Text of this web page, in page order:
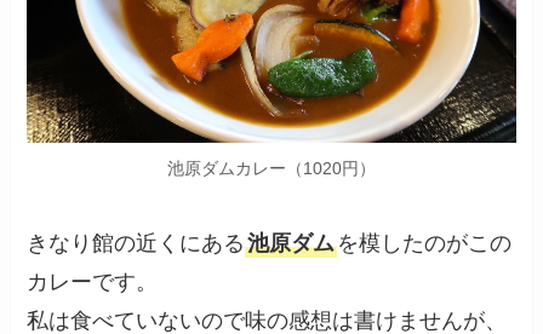
池原ダムカレー（1020円）
きなり館の近くにある池原ダムを模したのがこの
カレーです。
私は食べていないので味の感想は書けませんが、